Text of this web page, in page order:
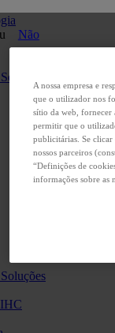
Não
A nossa empresa e
que o utilizador nos
sítio da web, fornecer
permitir que o
publicitárias. Se clicar
nossos parceiros
“Definições de
informações sobre as